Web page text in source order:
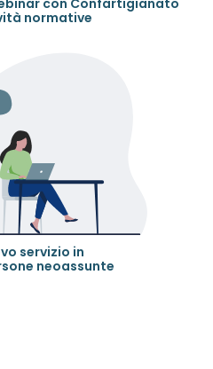
con Confartigianato
normative
servizio in
neoassunte